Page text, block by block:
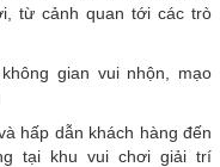
từ cảnh quan tới các trò
gian vui nhộn, mạo
hấp dẫn khách hàng đến
tại khu vui chơi giải trí